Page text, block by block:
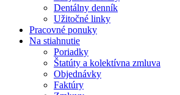
Dentálny denník
Užitočné linky
Pracovné ponuky
Na stiahnutie
Poriadky
Štatúty a kolektívna zmluva
Objednávky
Faktúry